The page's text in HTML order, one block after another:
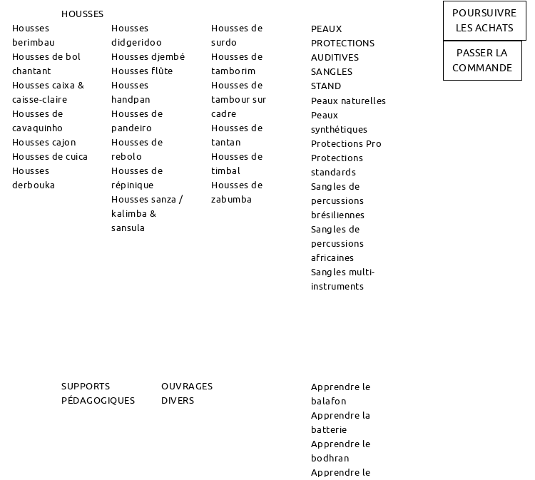
HOUSSES
Housses
berimbau
Housses de bol
chantant
Housses caixa &
caisse-claire
Housses de
cavaquinho
Housses cajon
Housses de cuica
Housses
derbouka
Housses
didgeridoo
Housses djembé
Housses flûte
Housses
handpan
Housses de
pandeiro
Housses de
rebolo
Housses de
répinique
Housses sanza /
kalimba &
sansula
Housses de
surdo
Housses de
tamborim
Housses de
tambour sur
cadre
Housses de
tantan
Housses de
timbal
Housses de
zabumba
PEAUX
PROTECTIONS
AUDITIVES
SANGLES
STAND
Peaux naturelles
Peaux
synthétiques
Protections Pro
Protections
standards
Sangles de
percussions
brésiliennes
Sangles de
percussions
africaines
Sangles multi-
instruments
SUPPORTS
PÉDAGOGIQUES
OUVRAGES
DIVERS
Apprendre le
balafon
Apprendre la
batterie
Apprendre le
bodhran
Apprendre le
POURSUIVRE
LES ACHATS
PASSER LA
COMMANDE